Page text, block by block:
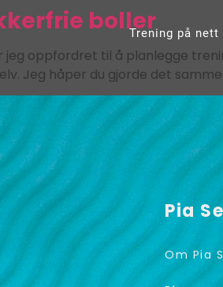
Trening på nett
boller
jeg oppfordret til å planlegge
Jeg håper du gjorde det
Pia
Om Pia